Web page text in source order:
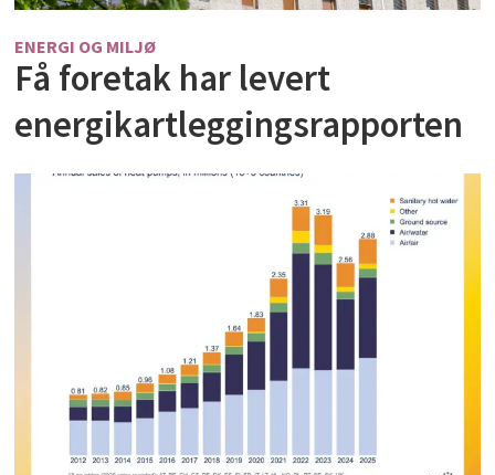
ENERGI OG MILJØ
Få foretak har levert
energikartleggingsrapporten